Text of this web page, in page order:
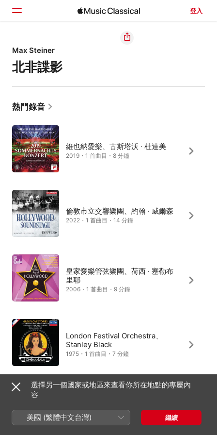
登入
首頁
瀏覽
搜尋
Max Steiner
北非諜影
熱門錄音
維也納愛樂、古斯塔沃 · 杜達美
2019・1 首曲目・8 分鐘
倫敦市立交響樂團、約翰 · 威爾森
2022・1 首曲目・14 分鐘
皇家愛樂管弦樂團、荷西 · 塞勒布
里耶
2006・1 首曲目・9 分鐘
London Festival Orchestra、
Stanley Black
1975・1 首曲目・7 分鐘
2025・1 首曲目・4 分鐘
選擇另一個國家或地區來查看你所在地點的專屬內
容
美國 (繁體中文台灣) 繼續